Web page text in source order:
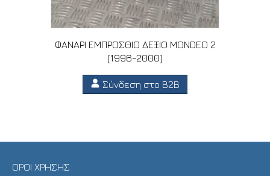
ΦΑΝΑΡΙ ΕΜΠΡΟΣΘΙΟ ΔΕΞΙΟ MONDEO 2
(1996-2000)
Σύνδεση στο B2B
ΟΡΟΙ ΧΡΗΣΗΣ